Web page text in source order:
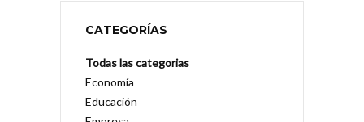
CATEGORÍAS
Todas las categorias
Economía
Educación